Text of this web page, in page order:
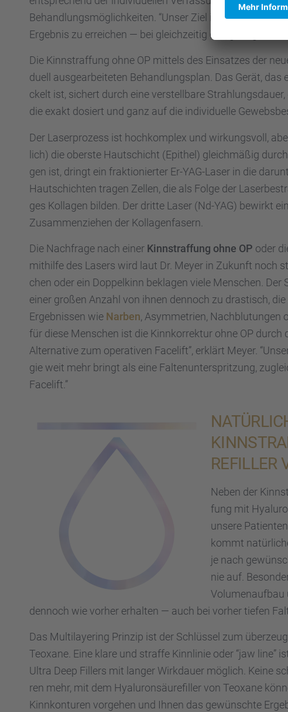
Behand­lungs­mög­lich­kei­ten. “Unser Ziel ist es, für jeden
Ergeb­nis zu errei­chen — bei gleich­zei­tig den gerings­ten
Die Kinnstraf­fung ohne OP mittels des Einsat­zes der
du­ell ausge­ar­bei­te­ten Behand­lungs­plan. Das Gerät,
ckelt ist, sichert durch eine verstell­bare
die exakt dosiert und ganz auf die indivi­du­elle
Der Laser­pro­zess ist hochkom­plex und wirkungs­voll,
lich) die oberste Hautschicht (Epithel) gleich­mä­ßig
gen ist, dringt ein fraktio­nier­ter Er-YAG-Laser in die
Hautschich­ten tragen Zellen, die als Folge der
ges Kolla­gen bilden. Der dritte Laser (Nd-YAG) bewirkt
Zusam­men­zie­hen der Kolla­gen­fa­sern.
Die Nachfrage nach einer Kinnstraf­fung ohne OP oder
mithilfe des Lasers wird laut Dr. Meyer in Zukunft noch
chen oder ein Doppel­kinn bekla­gen viele Menschen.
einer großen Anzahl von ihnen dennoch zu drastisch,
Ergeb­nis­sen wie Narben, Asymme­trien, Nachblu­tun­gen
für diese Menschen ist die Kinnkor­rek­tur ohne OP durch
Alter­na­tive zum opera­ti­ven Facelift”, erklärt Meyer.
gie weit mehr bringt als eine Falten­un­ter­sprit­zung,
Facelift.”
RE­FIL­LER
Neben der
fung mit
unsere
kommt
je nach
nie auf.
Volumen­auf­bau
dennoch wie vorher erhal­ten — auch bei vorher tiefen
Das Multi­laye­ring Prinzip ist der Schlüs­sel zum
Teoxane. Eine klare und straffe Kinnli­nie oder “jaw line”
Ultra Deep Fillers mit langer Wirkdauer möglich. Keine
ren mehr, mit dem Hyalu­ron­säu­re­fil­ler von Teoxane
Kinnkon­tu­ren vorge­hen und Ihnen das gewünschte